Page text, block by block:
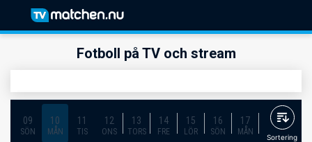
Fotboll på TV och stream
09
SÖN
10
MÅN
11
TIS
12
ONS
13
TORS
14
FRE
15
LÖR
16
SÖN
17
MÅN
18
TIS
Sortering